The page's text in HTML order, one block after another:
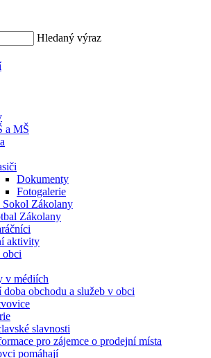
Hledaný výraz
a MŠ
Dokumenty
Fotogalerie
Sokol Zákolany
Zákolany
aktivity
obci
v médiích
doba obchodu a služeb v obci
slavnosti
pro zájemce o prodejní místa
pomáhají